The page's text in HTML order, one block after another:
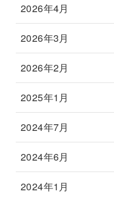
2026年4月
2026年3月
2026年2月
2025年1月
2024年7月
2024年6月
2024年1月